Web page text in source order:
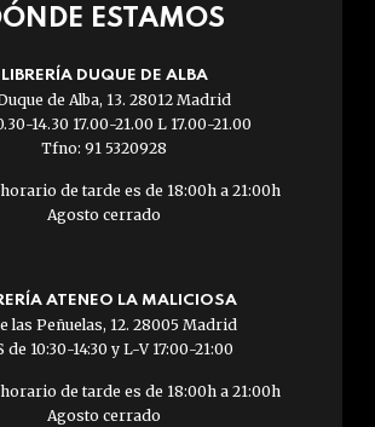
ESTAMOS
LIBRERÍA DUQUE DE ALBA
de Alba, 13. 28012 Madrid
14.30 17.00-21.00 L 17.00-21.00
Tfno: 91 5320928
de tarde es de 18:00h a 21:00h
Agosto cerrado
ATENEO LA MALICIOSA
las Peñuelas, 12. 28005 Madrid
de 10:30-14:30 y L-V 17:00-21:00
de tarde es de 18:00h a 21:00h
Agosto cerrado